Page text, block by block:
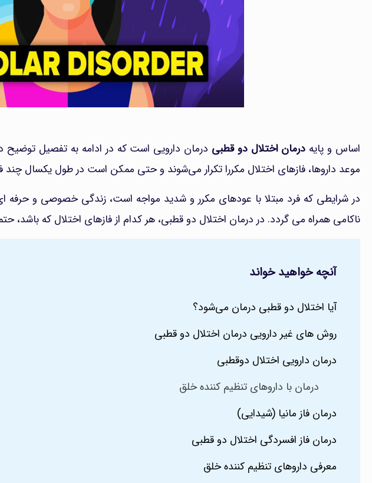
اساس و پایه درمان اختلال دو قطبی درمان دارویی است که در ادامه به تفصیل
موعد داروها، فازهای اختلال مکررا تکرار می‌شوند و حتی ممکن است در طول یکسال چند
در شرایطی که فرد مبتلا با عودهای مکرر و شدید مواجه است، زندگی خصوصی و حرفه
ناکامی همراه می گردد. در درمان اختلال دو قطبی، هر کدام از فازهای اختلال که باشد،
آنچه خواهید خواند
آیا اختلال دو قطبی درمان می‌شود؟
روش های غیر دارویی درمان اختلال دو قطبی
درمان دارویی اختلال دوقطبی
درمان با داروهای تنظیم کننده خلق
درمان فاز مانیا (شیدایی)
درمان فاز افسردگی اختلال دو قطبی
معرفی داروهای تنظیم کننده خلق